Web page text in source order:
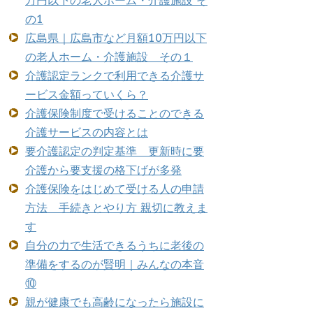
の1
広島県｜広島市など月額10万円以下
の老人ホーム・介護施設 その１
介護認定ランクで利用できる介護サ
ービス金額っていくら？
介護保険制度で受けることのできる
介護サービスの内容とは
要介護認定の判定基準 更新時に要
介護から要支援の格下げが多発
介護保険をはじめて受ける人の申請
方法 手続きとやり方 親切に教えま
す
自分の力で生活できるうちに老後の
準備をするのが賢明｜みんなの本音
⑩
親が健康でも高齢になったら施設に